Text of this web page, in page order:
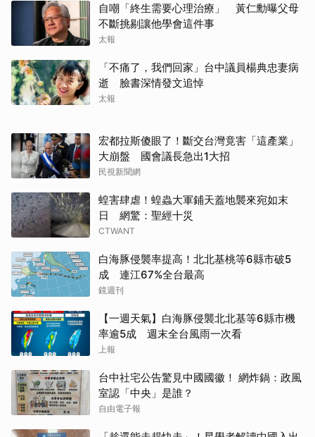
自嘲「終生需要心理治療」 黃仁勳曝父母
不斷挑剔讓他學會這件事
太報
「不痛了，我們回家」台中議員楊典忠妻病
逝 臉書深情發文追悼
太報
宏都拉斯傻眼了！斷交台灣竟害「這產業」
大崩盤 國會議長急出1大招
民視新聞網
蝗害肆虐！蝗蟲大軍鋪天蓋地襲來宛如末
日 網驚：聖經十災
CTWANT
白海豚侵襲率提高！北北基桃等6縣市破5
成 連江67%全台最高
鏡週刊
【一週天氣】白海豚侵襲北北基等6縣市機
率逾5成 週末全台風雨一次看
上報
台中社宅公告驚見中國國徽！ 網炸鍋：政風
室認「中央」是誰？
自由電子報